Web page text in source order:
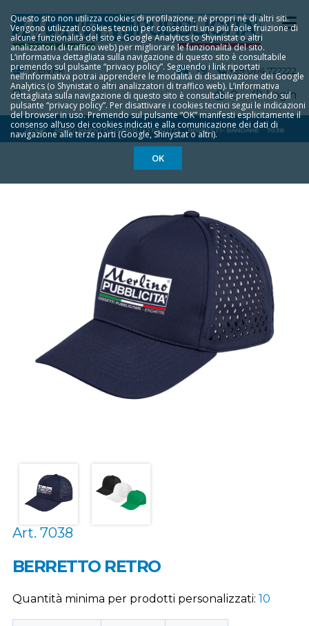
Questo sito non utilizza cookies di profilazione, né propri né di altri siti.
Vengono utilizzati cookies tecnici per consentirti una più facile fruizione di
alcune funzionalità del sito e Google Analytics (o Shyinistat o altri
analizzatori di traffico web) per migliorare le funzionalità del sito.
L‘informativa dettagliata sulla navigazione di questo sito è consultabile
premendo sul pulsante “privacy policy”. Seguendo i link riportati
nell‘informativa potrai apprendere le modalità di disattivazione dei Google
Analytics (o Shynistat o altri analizzatori di traffico web). L‘informativa
dettagliata sulla navigazione di questo sito è consultabile premendo sul
pulsante “privacy policy”. Per disattivare i cookies tecnici segui le indicazioni
del browser in uso. Premendo sul pulsante “OK” manifesti esplicitamente il
consenso all‘uso dei cookies indicati e alla comunicazione dei dati di
navigazione alle terze parti (Google, Shinystat o altri).
OK
IT EN FR +39 0174 722222
Login
0
HOME ABBIGLIAMENTO-OMBRELLI-TESSUTO BERRETTI - BANDANE 7038
Art. 7038
BERRETTO RETRO
Quantità minima per prodotti personalizzati: 10